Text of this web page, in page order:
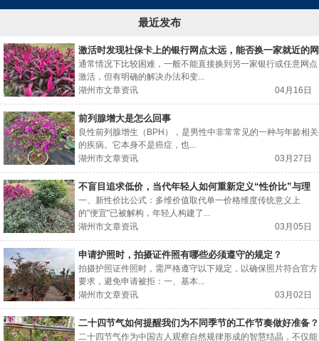
最近发布
激活时发现社保卡上的银行网点太远，能否换一家就近的网
点办理？
通常情况下比较困难，一般不能直接换到另一家银行或任意网点
激活，但有明确的解决办法和变...
湖州市文章资讯
04月16日
前列腺增大是怎么回事
良性前列腺增生（BPH），是男性中非常常见的一种与年龄相关
的疾病。它本身不是癌症，也...
湖州市文章资讯
03月27日
不盲目追求低价，当代年轻人如何重新定义“性价比”与理
性购物的标准？
一、新性价比公式：多维价值取代单一价格维度传统意义上
的"便宜"已被解构，年轻人构建了...
湖州市文章资讯
03月05日
申请护照时，拍摄证件照有哪些必须遵守的规定？
拍摄护照证件照时，需严格遵守以下规定，以确保照片符合官方
要求，避免申请被拒：一、基本...
湖州市文章资讯
03月02日
二十四节气如何提醒我们为不同季节的工作节奏做好准备？
二十四节气作为中国古人观察自然规律形成的智慧结晶，不仅能